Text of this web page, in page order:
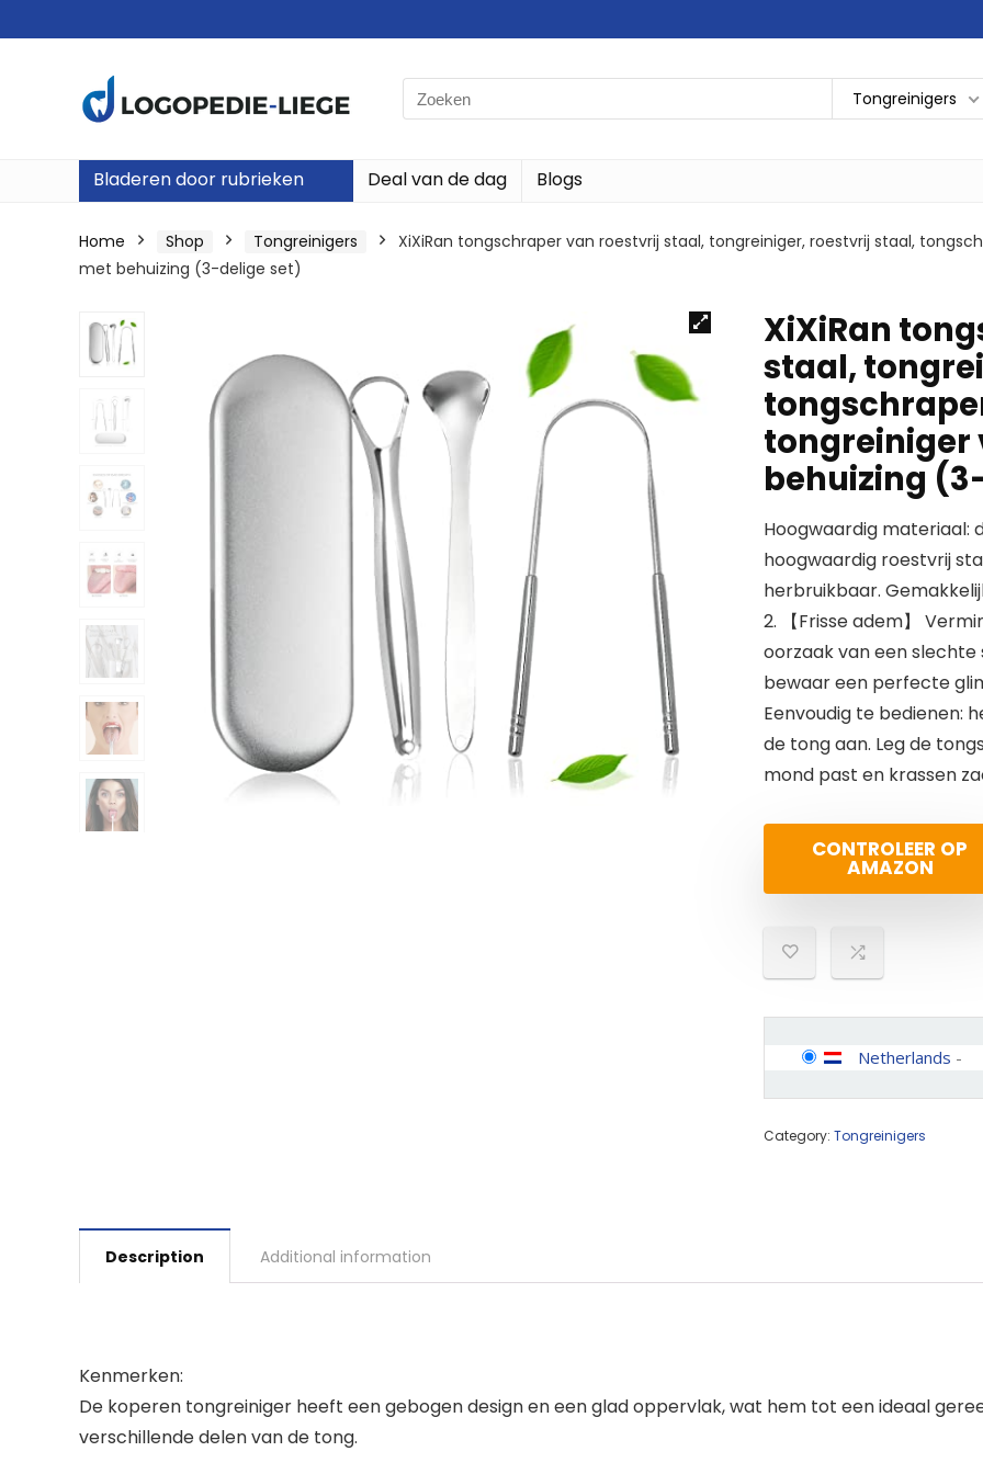
Search
for:
Tongreinigers
Bladeren door rubrieken Deal van de dag Blogs
Home Shop Tongreinigers
XiXiRan tongschraper van roestvrij staal, tongreiniger, roestvrij staal,
met behuizing (3-delige set)
XiXiRan
staal,
tongreiniger
behuizing
Hoogwaardig
hoogwaardig roestvrij
herbruikbaar.
2. 【Frisse adem】
oorzaak van een
bewaar een perfecte
Eenvoudig te bedienen:
de tong aan. Leg de
mond past en krassen
CONTROLEER OP
AMAZON
Netherlands -
Category: Tongreinigers
Description Additional information
Kenmerken:
De koperen tongreiniger heeft een gebogen design en een glad oppervlak, wat hem tot een ideaal
verschillende delen van de tong.